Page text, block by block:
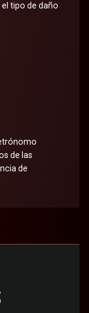
tipo de daño
de las
de